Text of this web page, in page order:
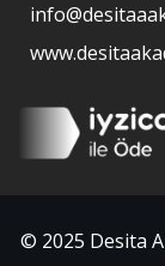
© 2025 Desita